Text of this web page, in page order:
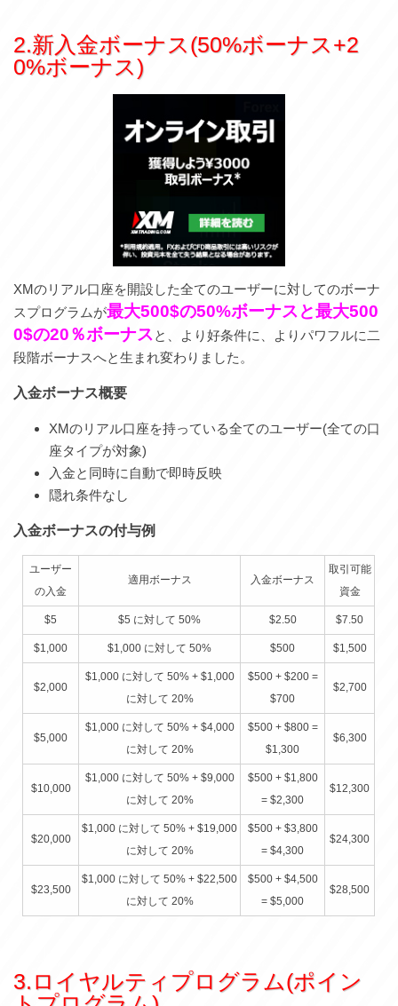
2.新入金ボーナス(50%ボーナス+2
0%ボーナス)
XMのリアル口座を開設した全てのユーザーに対してのボーナ
スプログラムが最大500$の50%ボーナスと最大500
0$の20％ボーナスと、より好条件に、よりパワフルに二
段階ボーナスへと生まれ変わりました。
入金ボーナス概要
XMのリアル口座を持っている全てのユーザー(全ての口
座タイプが対象)
入金と同時に自動で即時反映
隠れ条件なし
入金ボーナスの付与例
ユーザー
の入金
適用ボーナス 入金ボーナス
取引可能
資金
$5 $5 に対して 50% $2.50 $7.50
$1,000 $1,000 に対して 50% $500 $1,500
$2,000
$1,000 に対して 50% + $1,000
に対して ‏20%
$500 + $200 =
$700
$2,700
$5,000
$1,000 に対して 50% + $4,000
に対して ‏20%
$500 + $800 =
$1,300
$6,300
$10,000
$1,000 に対して 50% + $9,000
に対して ‏20%
$500 + $1,800
= $2,300
$12,300
$20,000
$1,000 に対して 50% + $19,000
に対して ‏20%
$500 + $3,800
= $4,300
$24,300
$23,500
$1,000 に対して 50% + $22,500
に対して ‏20%
$500 + $4,500
= $5,000
$28,500
3.ロイヤルティプログラム(ポイン